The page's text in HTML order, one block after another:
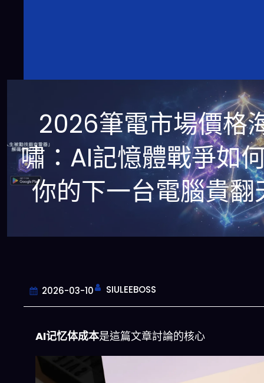
2026筆電市場價格
嘯：AI記憶體戰爭如
你的下一台電腦貴翻
2026-03-10 SIULEEBOSS
AI记忆体成本是這篇文章討論的核心